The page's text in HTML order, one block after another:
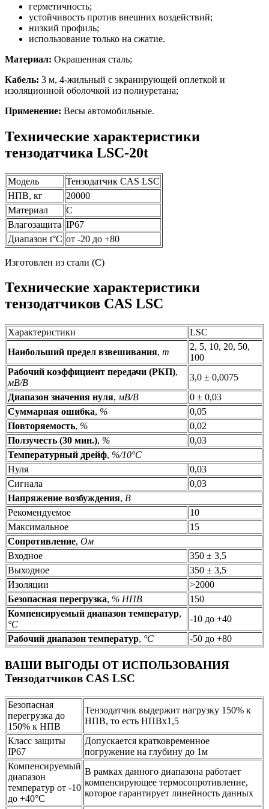
герметичность;
устойчивость против внешних воздействий;
низкий профиль;
использование только на сжатие.
Материал: Окрашенная сталь;
Кабель: 3 м, 4-жильный с экранирующей оплеткой и
изоляционной оболочкой из полиуретана;
Применение: Весы автомобильные.
Технические характеристики
тензодатчика LSC-20t
Модель
Тензодатчик CAS LSC
НПВ, кг
20000
Материал
С
Влагозащита IP67
Диапазон t°C от -20 до +80
Изготовлен из стали (С)
Технические характеристики
тензодатчиков CAS LSC
Характеристики
LSC
Наибольший предел взвешивания, т
2, 5, 10, 20, 50,
100
Рабочий коэффициент передачи (РКП),
мВ/В
3,0 ± 0,0075
Диапазон значения нуля, мВ/В
0 ± 0,03
Суммарная ошибка, %
0,05
Повторяемость, %
0,02
Ползучесть (30 мин.), %
0,03
Температурный дрейф, %/10°C
Нуля
0,03
Сигнала
0,03
Напряжение возбуждения, В
Рекомендуемое
10
Максимальное
15
Сопротивление, Ом
Входное
350 ± 3,5
Выходное
350 ± 3,5
Изоляции
>2000
Безопасная перегрузка, % НПВ
150
Компенсируемый диапазон температур,
°C
-10 до +40
Рабочий диапазон температур, °C -50 до +80
ВАШИ ВЫГОДЫ ОТ ИСПОЛЬЗОВАНИЯ
Тензодатчиков CAS LSC
Безопасная
перегрузка до
150% к НПВ
Тензодатчик выдержит нагрузку 150% к
НПВ, то есть НПВх1,5
Класс защиты
IP67
Допускается кратковременное
погружение на глубину до 1м
Компенсируемый
диапазон
температур от -10
до +40°C
В рамках данного диапазона работает
компенсирующее термосопротивление,
которое гарантирует линейность данных